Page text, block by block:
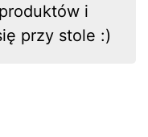
i
przy stole :)